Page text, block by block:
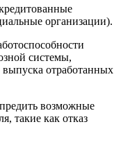
организации).
системы,
отработанных
возможные
такие как отказ